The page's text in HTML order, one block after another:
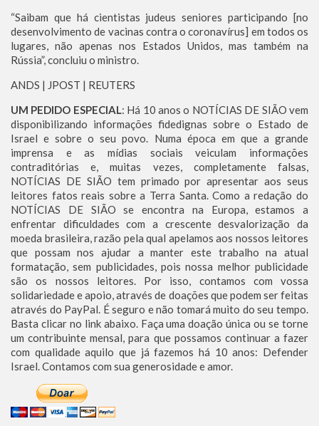
“Saibam que há cientistas judeus seniores participando [no
desenvolvimento de vacinas contra o coronavírus] em todos os
lugares, não apenas nos Estados Unidos, mas também na
Rússia”, concluiu o ministro.
ANDS | JPOST | REUTERS
UM PEDIDO ESPECIAL: Há 10 anos o NOTÍCIAS DE SIÃO vem
disponibilizando informações fidedignas sobre o Estado de
Israel e sobre o seu povo. Numa época em que a grande
imprensa e as mídias sociais veiculam informações
contraditórias e, muitas vezes, completamente falsas,
NOTÍCIAS DE SIÃO tem primado por apresentar aos seus
leitores fatos reais sobre a Terra Santa. Como a redação do
NOTÍCIAS DE SIÃO se encontra na Europa, estamos a
enfrentar dificuldades com a crescente desvalorização da
moeda brasileira, razão pela qual apelamos aos nossos leitores
que possam nos ajudar a manter este trabalho na atual
formatação, sem publicidades, pois nossa melhor publicidade
são os nossos leitores. Por isso, contamos com vossa
solidariedade e apoio, através de doações que podem ser feitas
através do PayPal. É seguro e não tomará muito do seu tempo.
Basta clicar no link abaixo. Faça uma doação única ou se torne
um contribuinte mensal, para que possamos continuar a fazer
com qualidade aquilo que já fazemos há 10 anos: Defender
Israel. Contamos com sua generosidade e amor.